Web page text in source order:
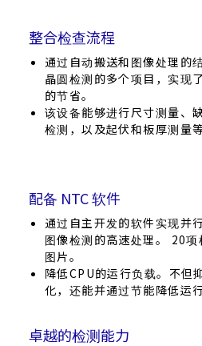
整合检查流程
通过自动搬送和图像处理的
晶圆检测的多个项目，实现
的节省。
该设备能够进行尺寸测量、
检测，以及起伏和板厚测量
配备 NTC 软件
通过自主开发的软件实现并
图像检测的高速处理。 20
图片。
降低CPU的运行负载。不但
化，还能并通过节能降低运行
卓越的检测能力